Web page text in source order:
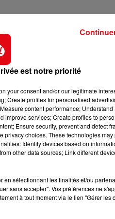
ou dai.....
facile à gèrer dans un
les longues distances.
au printemps. Si, elle
doigts. Ce fils de Theo
de l'année.
hippodrome. C'est une
il finissait bien (6é)
Le Jukebox RDL
est notre priorité
your consent and/or our legitimate
Create profiles for personalised
content performance;
improve services; Create profiles to
Ensure security, prevent and detect
choices. These technologies
Identify devices based on
other data sources; Link different
en sélectionnant les finalités et/ou
sans accepter". Vos préférences ne
à tout moment via le lien "Gérer les